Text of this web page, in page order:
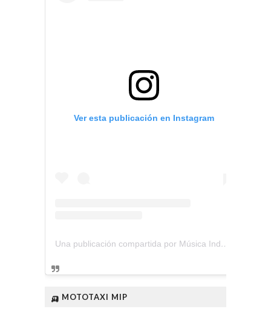
Ver esta publicación en Instagram
Una publicación compartida por Música Independiente Perú 🇵🇪 (@musica.independiente.peru)
🛺 MOTOTAXI MIP